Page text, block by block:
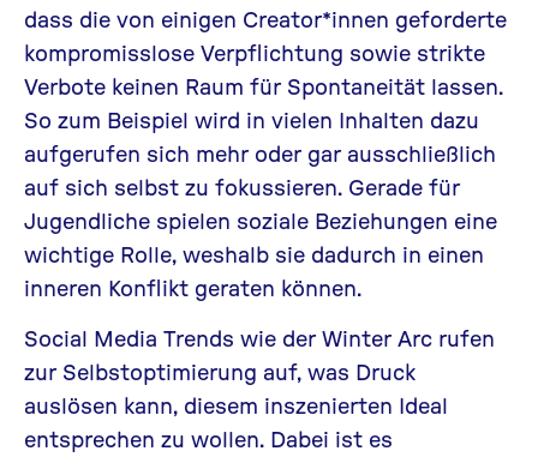
dass die von einigen Creator*innen geforderte
kompromisslose Verpflichtung sowie strikte
Verbote keinen Raum für Spontaneität lassen.
So zum Beispiel wird in vielen Inhalten dazu
aufgerufen sich mehr oder gar ausschließlich
auf sich selbst zu fokussieren. Gerade für
Jugendliche spielen soziale Beziehungen eine
wichtige Rolle, weshalb sie dadurch in einen
inneren Konflikt geraten können.
Social Media Trends wie der Winter Arc rufen
zur Selbstoptimierung auf, was Druck
auslösen kann, diesem inszenierten Ideal
entsprechen zu wollen. Dabei ist es